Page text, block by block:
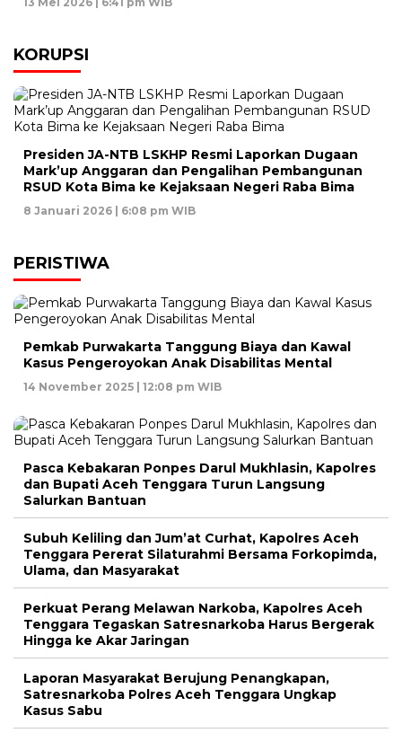
KORUPSI
Presiden JA-NTB LSKHP Resmi Laporkan Dugaan
Mark’up Anggaran dan Pengalihan Pembangunan
RSUD Kota Bima ke Kejaksaan Negeri Raba Bima
8 Januari 2026 | 6:08 pm WIB
PERISTIWA
Pemkab Purwakarta Tanggung Biaya dan Kawal
Kasus Pengeroyokan Anak Disabilitas Mental
14 November 2025 | 12:08 pm WIB
Pasca Kebakaran Ponpes Darul Mukhlasin, Kapolres
dan Bupati Aceh Tenggara Turun Langsung
Salurkan Bantuan
Subuh Keliling dan Jum’at Curhat, Kapolres Aceh
Tenggara Pererat Silaturahmi Bersama Forkopimda,
Ulama, dan Masyarakat
Perkuat Perang Melawan Narkoba, Kapolres Aceh
Tenggara Tegaskan Satresnarkoba Harus Bergerak
Hingga ke Akar Jaringan
Laporan Masyarakat Berujung Penangkapan,
Satresnarkoba Polres Aceh Tenggara Ungkap
Kasus Sabu